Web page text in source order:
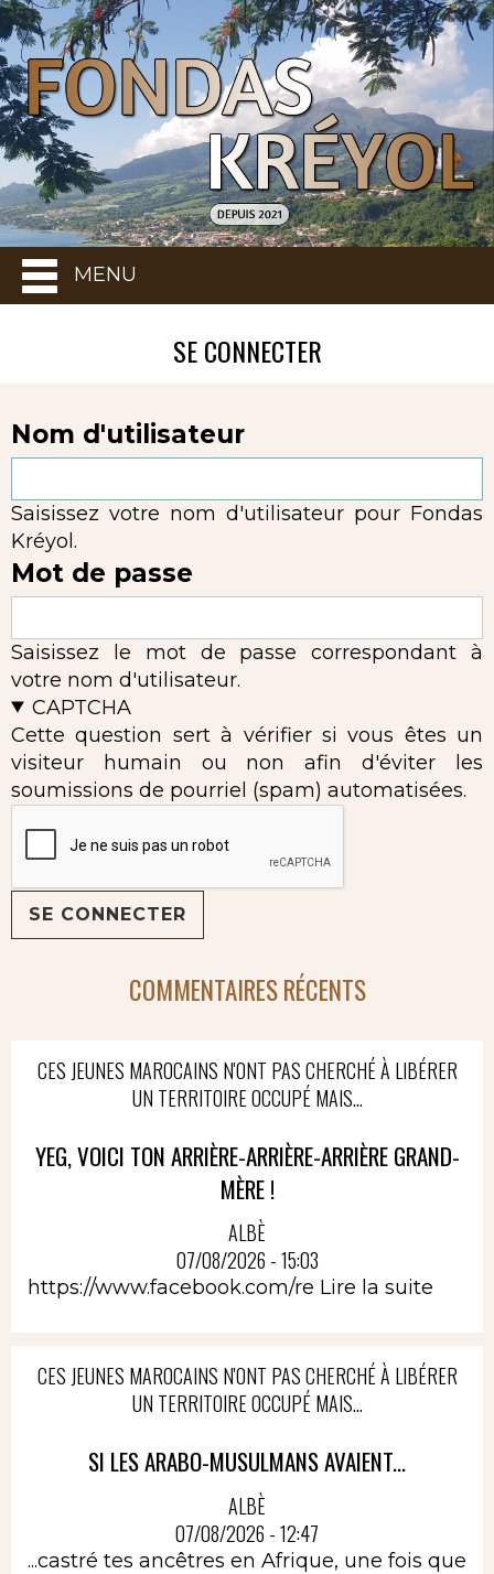
MENU
SE CONNECTER
Nom d'utilisateur
Saisissez votre nom d'utilisateur pour Fondas
Kréyol.
Mot de passe
Saisissez le mot de passe correspondant à
votre nom d'utilisateur.
CAPTCHA
Cette question sert à vérifier si vous êtes un
visiteur humain ou non afin d'éviter les
soumissions de pourriel (spam) automatisées.
COMMENTAIRES RÉCENTS
CES JEUNES MAROCAINS N'ONT PAS CHERCHÉ À LIBÉRER
UN TERRITOIRE OCCUPÉ MAIS...
YEG, VOICI TON ARRIÈRE-ARRIÈRE-ARRIÈRE GRAND-
MÈRE !
ALBÈ
07/08/2026 - 15:03
https://www.facebook.com/re Lire la suite
CES JEUNES MAROCAINS N'ONT PAS CHERCHÉ À LIBÉRER
UN TERRITOIRE OCCUPÉ MAIS...
SI LES ARABO-MUSULMANS AVAIENT...
ALBÈ
07/08/2026 - 12:47
...castré tes ancêtres en Afrique, une fois que